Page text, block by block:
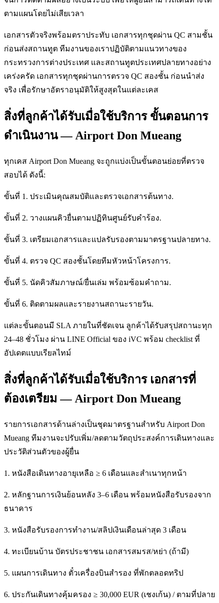
ตามแผนโดยไม่เสียเวลา
เอกสารตัวจริงพร้อมตราประทับ เอกสารทุกชุดผ่าน QC สามชั้น
ก่อนส่งสถานทูต ทีมงานของเราปฏิบัติตามแนวทางของ
กระทรวงการต่างประเทศ และสถานทูตประเทศปลายทางอย่าง
เคร่งครัด เอกสารทุกชุดผ่านการตรวจ QC สองชั้น ก่อนนำส่ง
จริง เพื่อรักษาอัตราอนุมัติให้สูงสุดในแต่ละเคส
สิ่งที่ลูกค้าได้รับเมื่อใช้บริการ ขั้นตอนการ
ดำเนินงาน — Airport Don Mueang
ทุกเคส Airport Don Mueang จะถูกแบ่งเป็นขั้นตอนย่อยที่ตรวจ
สอบได้ ดังนี้:
ขั้นที่ 1. ประเมินคุณสมบัติและตรวจเอกสารต้นทาง.
ขั้นที่ 2. วางแผนคิวยื่นตามปฏิทินศูนย์รับคำร้อง.
ขั้นที่ 3. เตรียมเอกสารและแปลรับรองตามมาตรฐานปลายทาง.
ขั้นที่ 4. ตรวจ QC สองชั้นโดยทีมหัวหน้าโครงการ.
ขั้นที่ 5. นัดคิวสัมภาษณ์/ยื่นเล่ม พร้อมซ้อมคำถาม.
ขั้นที่ 6. ติดตามผลและรายงานสถานะรายวัน.
แต่ละขั้นตอนมี SLA ภายในที่ชัดเจน ลูกค้าได้รับสรุปสถานะทุก
24–48 ชั่วโมง ผ่าน LINE Official ของ iVC พร้อม checklist ที่
อัปเดตแบบเรียลไทม์
สิ่งที่ลูกค้าได้รับเมื่อใช้บริการ เอกสารที่
ต้องเตรียม — Airport Don Mueang
รายการเอกสารด้านล่างเป็นชุดมาตรฐานสำหรับ Airport Don
Mueang ทีมงานจะปรับเพิ่ม/ลดตามวัตถุประสงค์การเดินทางและ
ประวัติส่วนตัวของผู้ยื่น
1. หนังสือเดินทางอายุเหลือ ≥ 6 เดือนและสำเนาทุกหน้า
2. หลักฐานการเงินย้อนหลัง 3–6 เดือน พร้อมหนังสือรับรองจาก
ธนาคาร
3. หนังสือรับรองการทำงาน/สลิปเงินเดือนล่าสุด 3 เดือน
4. ทะเบียนบ้าน บัตรประชาชน เอกสารสมรส/หย่า (ถ้ามี)
5. แผนการเดินทาง ตั๋วเครื่องบินสำรอง ที่พักตลอดทริป
6. ประกันเดินทางคุ้มครอง ≥ 30,000 EUR (เชงเก้น) / ตามที่ปลาย